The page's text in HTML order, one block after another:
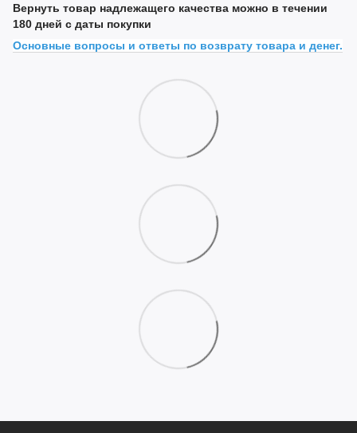
Вернуть товар надлежащего качества можно в течении
180 дней с даты покупки
Основные вопросы и ответы по возврату товара и денег.